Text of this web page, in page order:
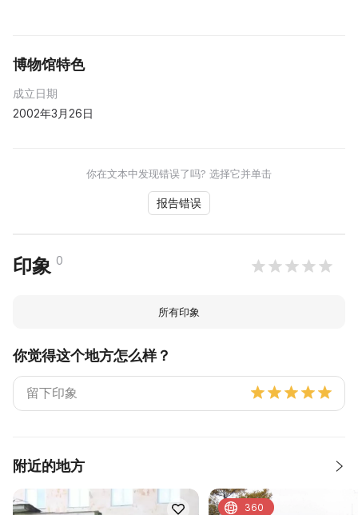
博物馆特色
成立日期
2002年3月26日
你在文本中发现错误了吗? 选择它并单击
报告错误
印象 0
所有印象
你觉得这个地方怎么样？
附近的地方
360